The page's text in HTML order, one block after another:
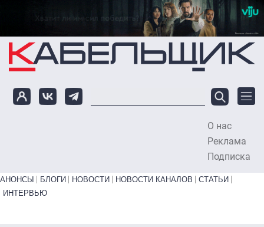
Перейти к основному содержанию
О нас
Реклама
Подписка
Primary links bottom
АНОНСЫ БЛОГИ НОВОСТИ НОВОСТИ КАНАЛОВ
СТАТЬИ
ИНТЕРВЬЮ